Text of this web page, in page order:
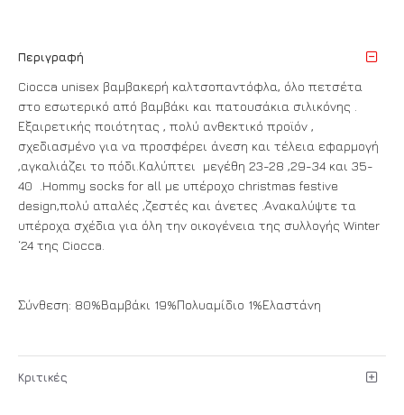
Περιγραφή
Ciocca unisex βαμβακερή καλτσοπαντόφλα, όλο πετσέτα
στο εσωτερικό από βαμβάκι και πατουσάκια σιλικόνης .
Εξαιρετικής ποιότητας , πολύ ανθεκτικό προϊόν ,
σχεδιασμένο για να προσφέρει άνεση και τέλεια εφαρμογή
,αγκαλιάζει το πόδι.Καλύπτει μεγέθη 23-28 ,29-34 και 35-
40 .Hommy socks for all με υπέροχo christmas festive
design,πολύ απαλές ,ζεστές και άνετες .Ανακαλύψτε τα
υπέροχα σχέδια για όλη την οικογένεια της συλλογής Winter
‘24 της Ciocca.
Σύνθεση: 80%Βαμβάκι 19%Πολυαμίδιο 1%Ελαστάνη
Κριτικές